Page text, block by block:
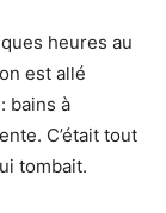
heures au
est allé
bains à
C’était tout
tombait.